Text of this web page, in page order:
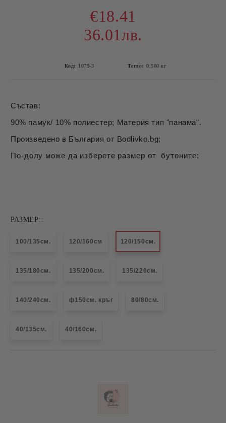
€18.41
36.01лв.
Код: 1079-3 Тегло: 0.500 кг
Състав:
90% памук/ 10% полиестер; Материя тип "панама".
Произведено в България от Bodlivko.bg;
По-долу може да изберете размер от бутоните:
РАЗМЕР::
100/135см. 120/160см 120/150см.
135/180см. 135/200см. 135/220см.
140/240см. ф150см. кръг 80/80см.
40/135см. 40/160см.